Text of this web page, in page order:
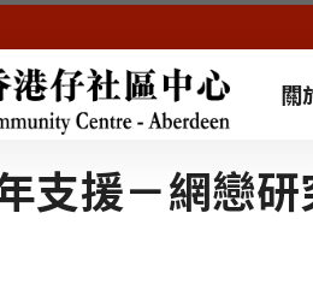
關
年支援－網